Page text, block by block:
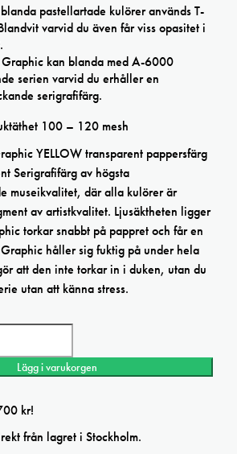
pastellartade kulörer används T-
varvid du även får viss opasitet i
Graphic kan blanda med A-6000
serien varvid du erhåller en
serigrafifärg.
100 – 120 mesh
YELLOW transparent pappersfärg
Serigrafifärg av högsta
museikvalitet, där alla kulörer är
av artistkvalitet. Ljusäktheten ligger
torkar snabbt på pappret och får en
håller sig fuktig på under hela
att den inte torkar in i duken, utan du
utan att känna stress.
Lägg i varukorgen
kr!
från lagret i Stockholm.